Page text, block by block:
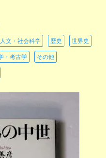
人文・社会科学 歴史 世界史
・考古学 その他